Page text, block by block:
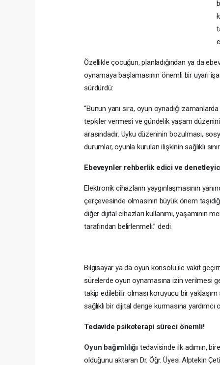
Özellikle çocuğun, planladığından ya da
oynamaya başlamasının önemli bir uyarı
sürdürdü:
“Bunun yanı sıra, oyun oynadığı
tepkiler vermesi ve gündelik yaşam
arasındadır. Uyku düzeninin bozulması,
durumlar, oyunla kurulan ilişkinin sağlıklı
Ebeveynler rehberlik edici ve
Elektronik cihazların yaygınlaşmasının
çerçevesinde olmasının büyük önem
diğer dijital cihazları kullanımı, yaşamının
tarafından belirlenmeli.” dedi.
Bilgisayar ya da oyun konsolu ile vakit
sürelerde oyun oynamasına izin verilmesi
takip edilebilir olması koruyucu bir
sağlıklı bir dijital denge kurmasına yardımcı
Tedavide psikoterapi süreci önemli!
Oyun bağımlılığı tedavisinde ilk adımın,
olduğunu aktaran Dr. Öğr. Üyesi Alptekin